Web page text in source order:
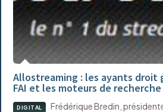
Allostreaming : les ayants droit
FAI et les moteurs de recherche
DIGITAL
Frédérique Bredin,